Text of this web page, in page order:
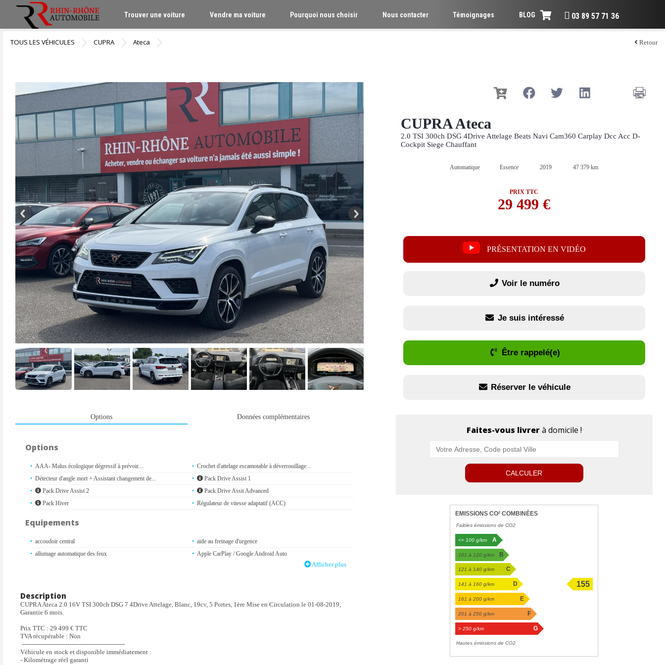
Trouver une voiture Vendre ma voiture Pourquoi nous choisir Nous contacter Témoignages BLOG 03 89 57 71 36
TOUS LES VÉHICULES CUPRA Ateca Retour
Options Données complémentaires
Options
AAA- Malus écologique dégressif à prévoir....
Crochet d'attelage escamotable à déverrouillage...
Détecteur d'angle mort + Assistant changement de...
Pack Drive Assist 1
Pack Drive Assist 2
Pack Drive Assit Advanced
Pack Hiver
Régulateur de vitesse adaptatif (ACC)
Equipements
accoudoir central
aide au freinage d'urgence
allumage automatique des feux
Apple CarPlay / Google Android Auto
Digital Cockpit
direction assistée
ESP
fixation isofix
GPS couleur - tactile
ordinateur de bord
Afficher plus
Description
CUPRA Ateca 2.0 16V TSI 300ch DSG 7 4Drive Attelage, Blanc, 19cv, 5 Portes, 1ère Mise en Circulation le 01-08-2019,
Garantie 6 mois.
Prix TTC : 29 499 € TTC
TVA récupérable : Non
----------------------------------------------------
Véhicule en stock et disponible immédiatement :
- Kilométrage réel garanti
CUPRA Ateca
2.0 TSI 300ch DSG 4Drive Attelage Beats Navi Cam360 Carplay Dcc Acc D-
Cockpit Siege Chauffant
Automatique Essence 2019 47 379 km
PRIX TTC
29 499 €
PRÉSENTATION EN VIDÉO
Voir le numéro
Je suis intéressé
Être rappelé(e)
Réserver le véhicule
Faites-vous livrerà domicile !
CALCULER
EMISSIONS CO² COMBINÉES
Faibles émissions de CO2
<= 100 g/km A
101 à 120 g/km B
121 à 140 g/km C
141 à 160 g/km D
155
161 à 200 g/km E
201 à 250 g/km F
> 250 g/km G
Hautes émissions de CO2